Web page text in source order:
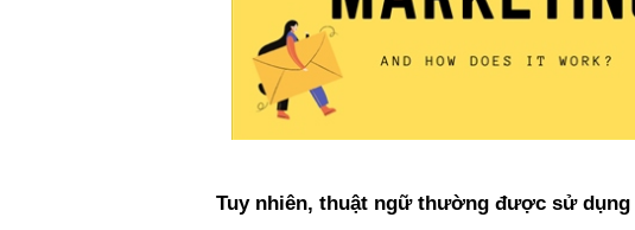
Tuy nhiên, thuật ngữ thường được sử dụng